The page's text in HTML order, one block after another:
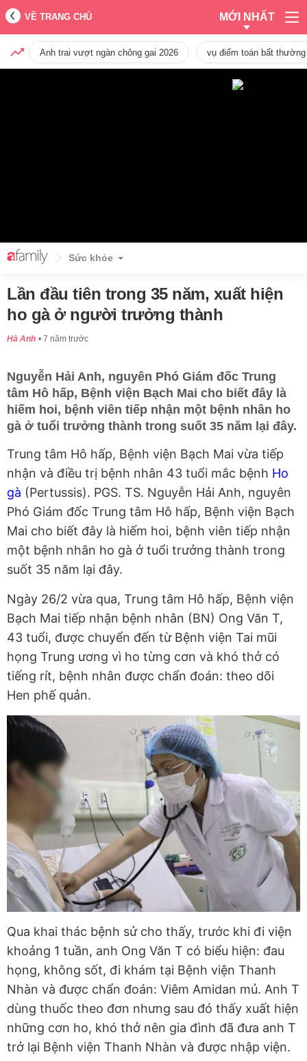
VỀ TRANG CHỦ MỚI NHẤT
Anh trai vượt ngàn chông gai 2026 vụ điểm toán bất
Sức khỏe
Lần đầu tiên trong 35 năm, xuất hiện
ho gà ở người trưởng thành
Hà Anh 7 năm trước
Nguyễn Hải Anh, nguyên Phó Giám đốc Trung
tâm Hô hấp, Bệnh viện Bạch Mai cho biết đây là
hiếm hoi, bệnh viên tiếp nhận một bệnh nhân ho
gà ở tuổi trưởng thành trong suốt 35 năm lại đây.
Trung tâm Hô hấp, Bệnh viện Bạch Mai vừa tiếp
nhận và điều trị bệnh nhân 43 tuổi mắc bệnh Ho
gà (Pertussis). PGS. TS. Nguyễn Hải Anh, nguyên
Phó Giám đốc Trung tâm Hô hấp, Bệnh viện Bạch
Mai cho biết đây là hiếm hoi, bệnh viên tiếp nhận
một bệnh nhân ho gà ở tuổi trưởng thành trong
suốt 35 năm lại đây.
Ngày 26/2 vừa qua, Trung tâm Hô hấp, Bệnh viện
Bạch Mai tiếp nhận bệnh nhân (BN) Ong Văn T,
43 tuổi, được chuyển đến từ Bệnh viện Tai mũi
họng Trung ương vì ho từng cơn và khó thở có
tiếng rít, bệnh nhân được chẩn đoán: theo dõi
Hen phế quản.
Qua khai thác bệnh sử cho thấy, trước khi đi viện
khoảng 1 tuần, anh Ong Văn T có biểu hiện: đau
họng, không sốt, đi khám tại Bệnh viện Thanh
Nhàn và được chẩn đoán: Viêm Amidan mủ. Anh T
dùng thuốc theo đơn nhưng sau đó thấy xuất hiện
những cơn ho, khó thở nên gia đình đã đưa anh T
trở lại Bệnh viện Thanh Nhàn và được nhập viện.